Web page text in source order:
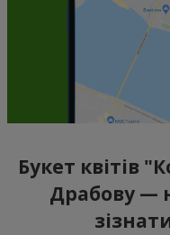
Букет квітів
Драбову —